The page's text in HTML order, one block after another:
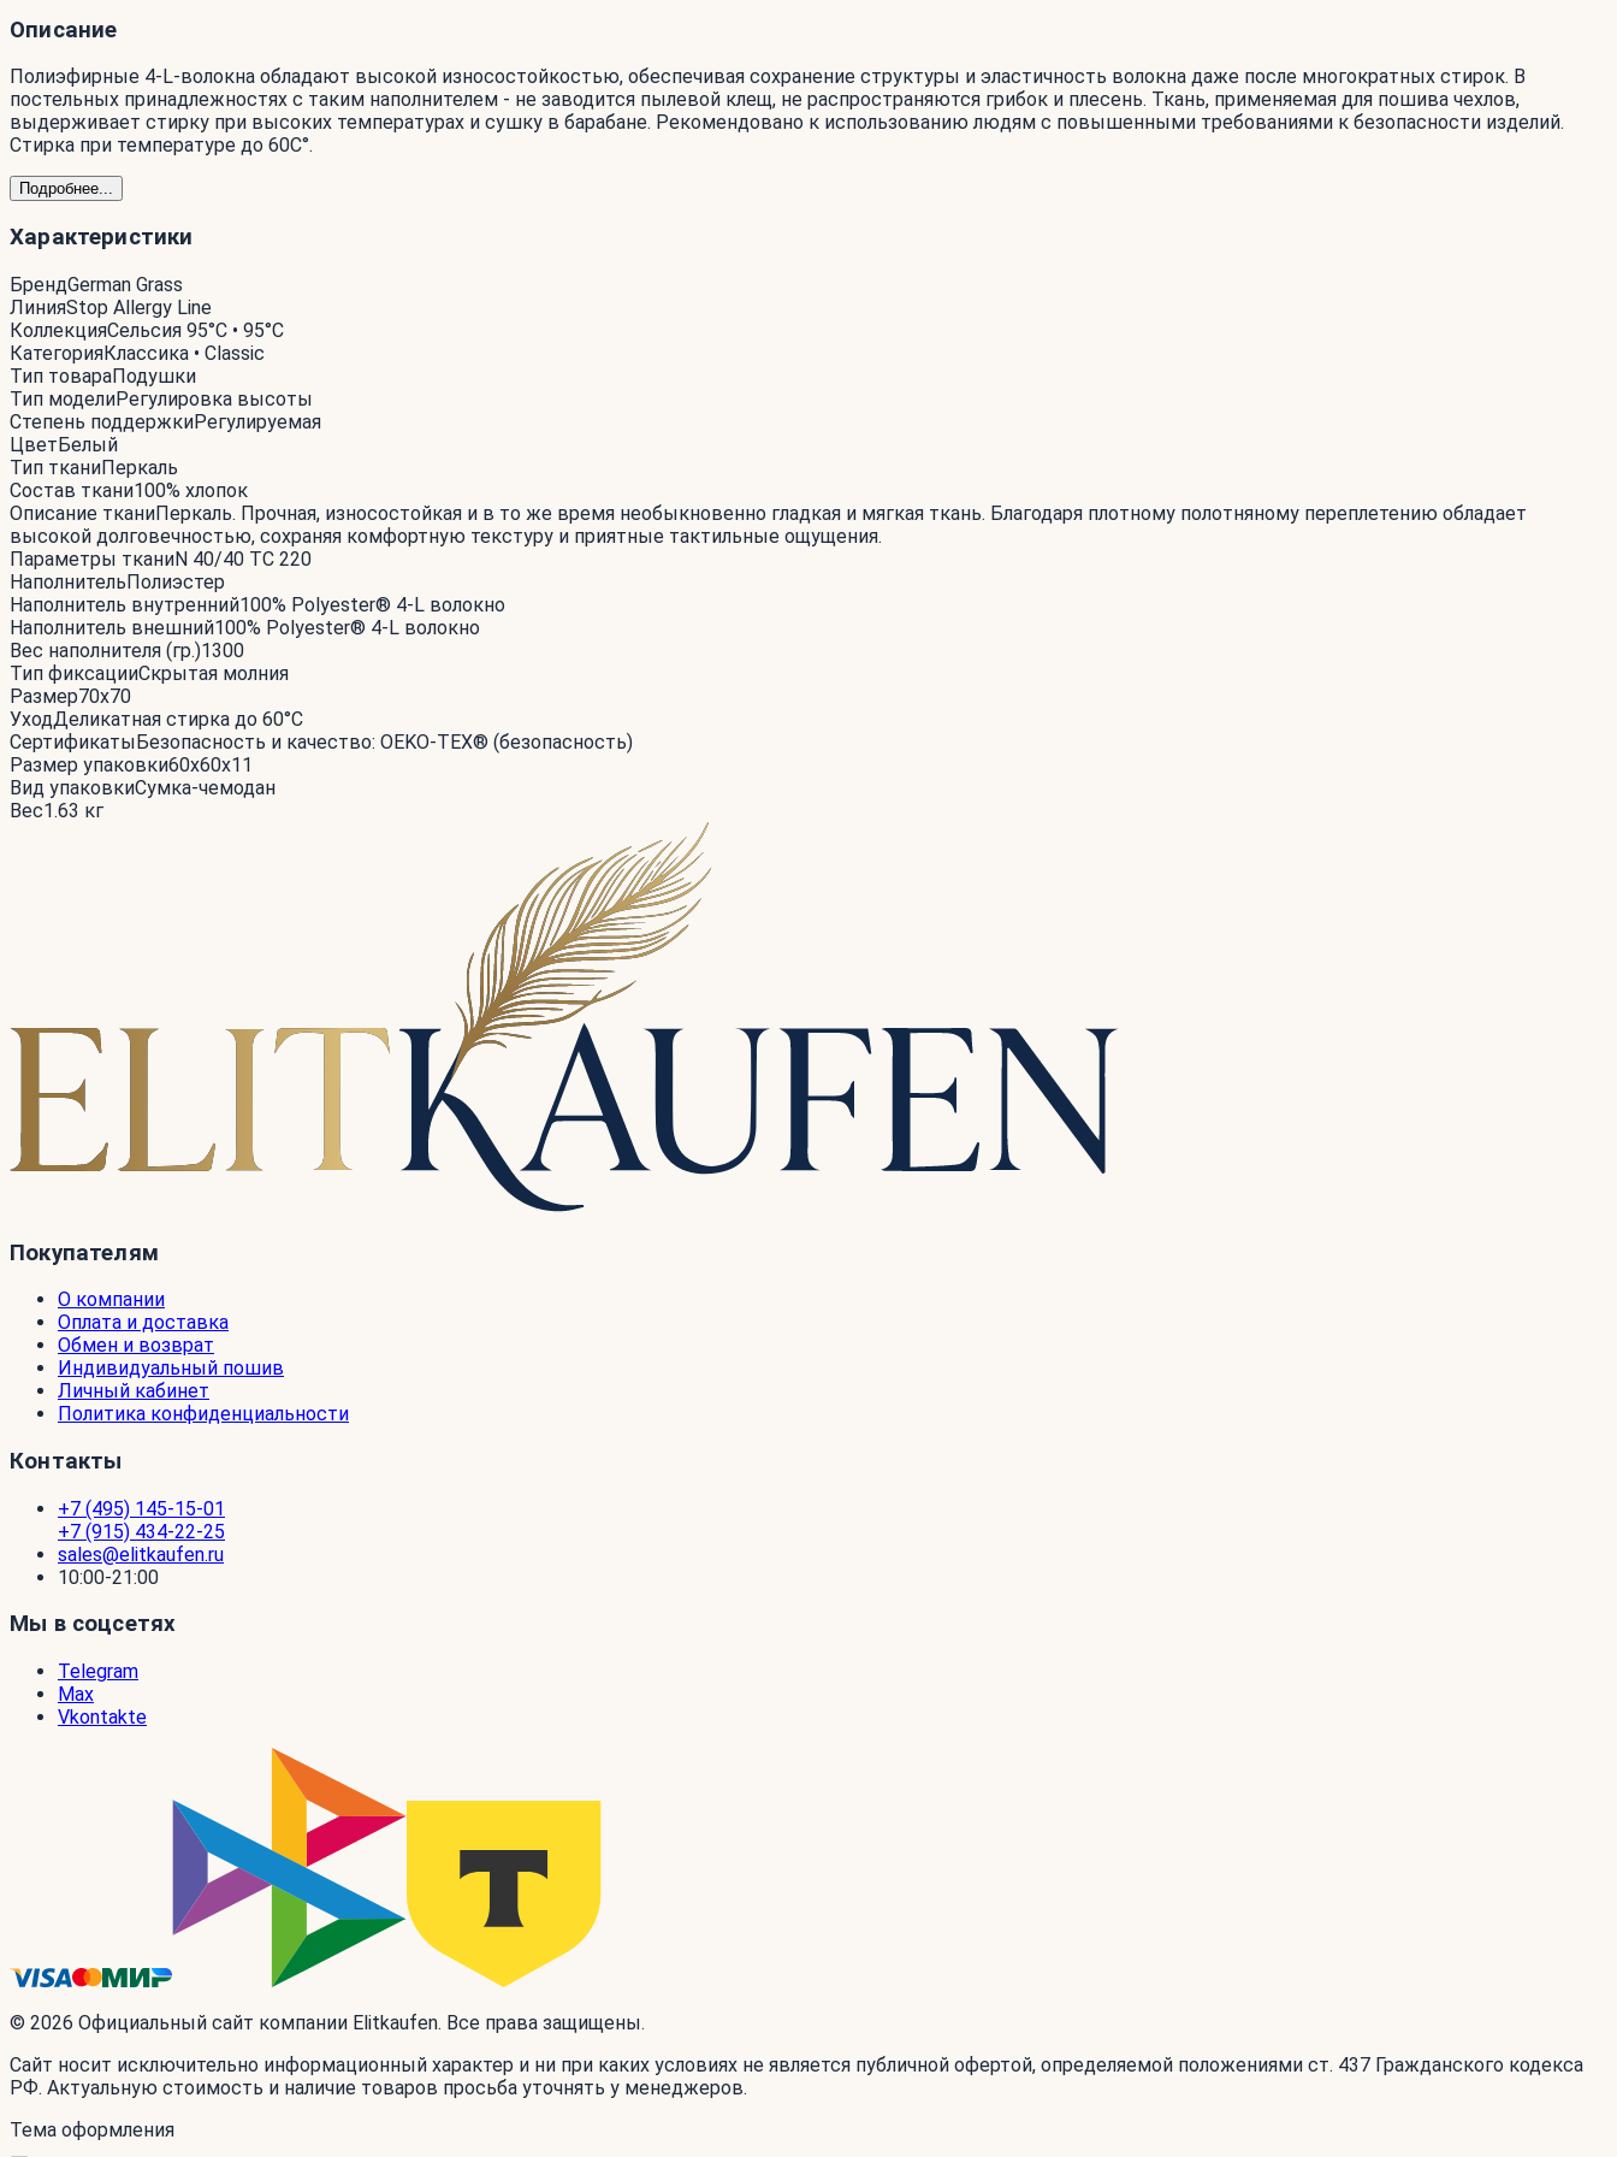
Описание
Полиэфирные 4-L-волокна обладают высокой износостойкостью, обеспечивая сохранение структуры и эластичность волокна даже после многократных стирок. В
постельных принадлежностях с таким наполнителем - не заводится пылевой клещ, не распространяются грибок и плесень. Ткань, применяемая для пошива чехлов,
выдерживает стирку при высоких температурах и сушку в барабане. Рекомендовано к использованию людям с повышенными требованиями к безопасности изделий.
Стирка при температуре до 60С°.
Подробнее...
Характеристики
БрендGerman Grass
ЛинияStop Allergy Line
КоллекцияСельсия 95°C • 95°C
КатегорияКлассика • Classic
Тип товараПодушки
Тип моделиРегулировка высоты
Степень поддержкиРегулируемая
ЦветБелый
Тип тканиПеркаль
Состав ткани100% хлопок
Описание тканиПеркаль. Прочная, износостойкая и в то же время необыкновенно гладкая и мягкая ткань. Благодаря плотному полотняному переплетению обладает
высокой долговечностью, сохраняя комфортную текстуру и приятные тактильные ощущения.
Параметры тканиN 40/40 TC 220
НаполнительПолиэстер
Наполнитель внутренний100% Polyester® 4-L волокно
Наполнитель внешний100% Polyester® 4-L волокно
Вес наполнителя (гр.)1300
Тип фиксацииСкрытая молния
Размер70x70
УходДеликатная стирка до 60°С
СертификатыБезопасность и качество: OEKO-TEX® (безопасность)
Размер упаковки60x60x11
Вид упаковкиСумка-чемодан
Вес1.63 кг
Покупателям
О компании
Оплата и доставка
Обмен и возврат
Индивидуальный пошив
Личный кабинет
Политика конфиденциальности
Контакты
+7 (495) 145-15-01
+7 (915) 434-22-25
sales@elitkaufen.ru
10:00-21:00
Мы в соцсетях
Telegram
Max
Vkontakte
© 2026 Официальный сайт компании Elitkaufen. Все права защищены.
Сайт носит исключительно информационный характер и ни при каких условиях не является публичной офертой, определяемой положениями ст. 437 Гражданского кодекса
РФ. Актуальную стоимость и наличие товаров просьба уточнять у менеджеров.
Тема оформления